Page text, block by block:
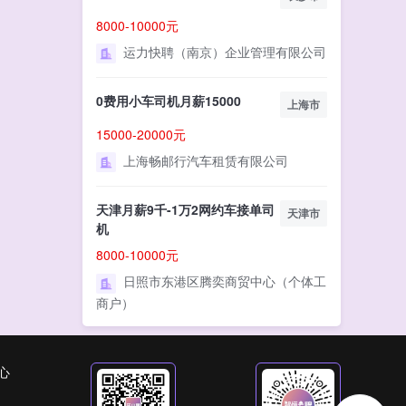
8000-10000元
运力快聘（南京）企业管理有限公司
0费用小车司机月薪15000 上海市
15000-20000元
上海畅邮行汽车租赁有限公司
天津月薪9千-1万2网约车接单司
机
天津市
8000-10000元
日照市东港区腾奕商贸中心（个体工
商户）